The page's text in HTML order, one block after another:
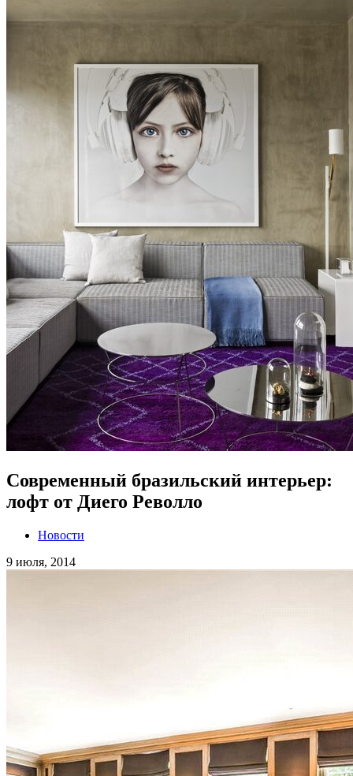
Современный бразильский интерьер:
лофт от Диего Револло
Новости
9 июля, 2014